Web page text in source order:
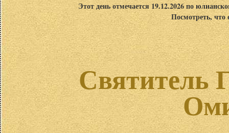
Этот день отмечается 19.12.2026 по
Посмотреть,
Святитель